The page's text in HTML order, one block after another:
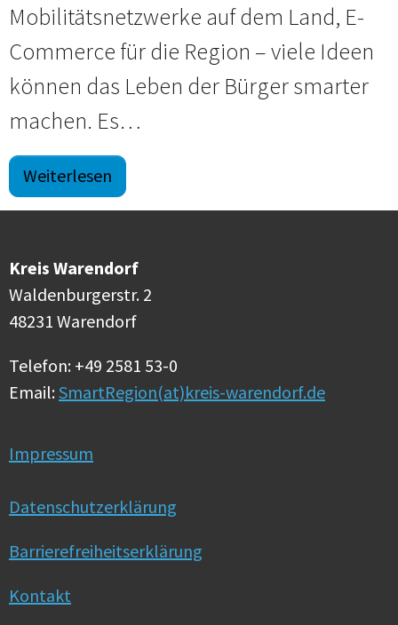
Mobilitätsnetzwerke auf dem Land, E-
Commerce für die Region – viele Ideen
können das Leben der Bürger smarter
machen. Es…
Weiterlesen
Kreis Warendorf
Waldenburgerstr. 2
48231 Warendorf
Telefon: +49 2581 53-0
Email:SmartRegion(at)kreis-warendorf.de
Impressum
Datenschutzerklärung
Barrierefreiheitserklärung
Kontakt